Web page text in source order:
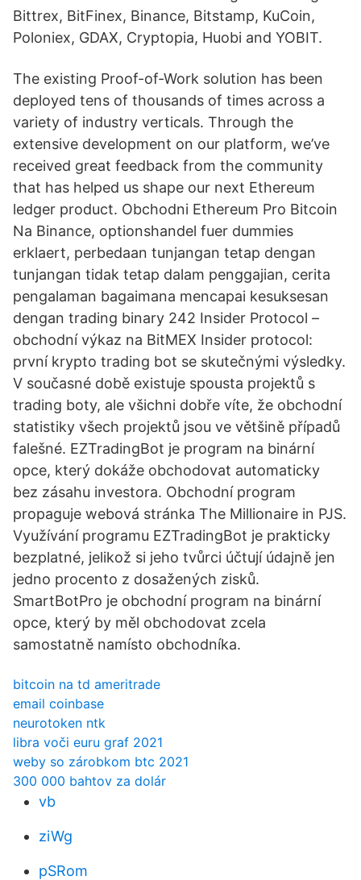
Bittrex, BitFinex, Binance, Bitstamp, KuCoin,
Poloniex, GDAX, Cryptopia, Huobi and YOBIT.
The existing Proof-of-Work solution has been
deployed tens of thousands of times across a
variety of industry verticals. Through the
extensive development on our platform, we’ve
received great feedback from the community
that has helped us shape our next Ethereum
ledger product. Obchodni Ethereum Pro Bitcoin
Na Binance, optionshandel fuer dummies
erklaert, perbedaan tunjangan tetap dengan
tunjangan tidak tetap dalam penggajian, cerita
pengalaman bagaimana mencapai kesuksesan
dengan trading binary 242 Insider Protocol –
obchodní výkaz na BitMEX Insider protocol:
první krypto trading bot se skutečnými výsledky.
V současné době existuje spousta projektů s
trading boty, ale všichni dobře víte, že obchodní
statistiky všech projektů jsou ve většině případů
falešné. EZTradingBot je program na binární
opce, který dokáže obchodovat automaticky
bez zásahu investora. Obchodní program
propaguje webová stránka The Millionaire in PJS.
Využívání programu EZTradingBot je prakticky
bezplatné, jelikož si jeho tvůrci účtují údajně jen
jedno procento z dosažených zisků.
SmartBotPro je obchodní program na binární
opce, který by měl obchodovat zcela
samostatně namísto obchodníka.
bitcoin na td ameritrade
email coinbase
neurotoken ntk
libra voči euru graf 2021
weby so zárobkom btc 2021
300 000 bahtov za dolár
vb
ziWg
pSRom